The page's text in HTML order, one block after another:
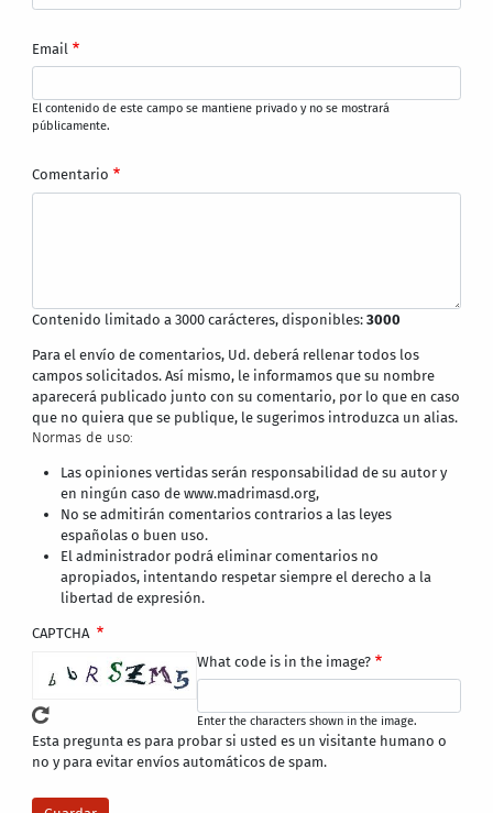
Email
El contenido de este campo se mantiene privado y no se mostrará
públicamente.
Comentario
Contenido limitado a 3000 carácteres, disponibles:3000
Para el envío de comentarios, Ud. deberá rellenar todos los
campos solicitados. Así mismo, le informamos que su nombre
aparecerá publicado junto con su comentario, por lo que en caso
que no quiera que se publique, le sugerimos introduzca un alias.
Normas de uso:
Las opiniones vertidas serán responsabilidad de su autor y
en ningún caso de www.madrimasd.org,
No se admitirán comentarios contrarios a las leyes
españolas o buen uso.
El administrador podrá eliminar comentarios no
apropiados, intentando respetar siempre el derecho a la
libertad de expresión.
CAPTCHA
What code is in the image?
Enter the characters shown in the image.
Esta pregunta es para probar si usted es un visitante humano o
no y para evitar envíos automáticos de spam.